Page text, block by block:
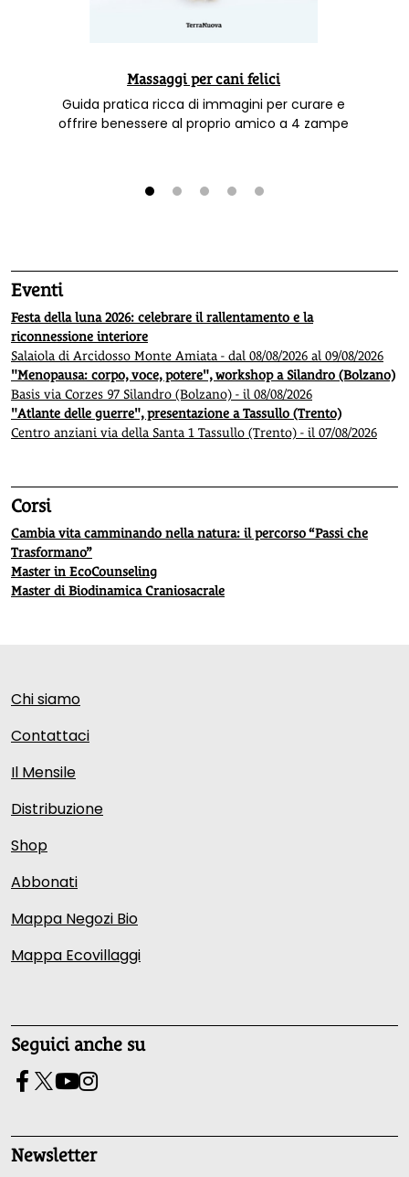
Massaggi per cani felici
Guida pratica ricca di immagini per curare e
offrire benessere al proprio amico a 4 zampe
Eventi
Festa della luna 2026: celebrare il rallentamento e la
riconnessione interiore
Salaiola di Arcidosso Monte Amiata - dal 08/08/2026 al 09/08/2026
"Menopausa: corpo, voce, potere", workshop a Silandro (Bolzano)
Basis via Corzes 97 Silandro (Bolzano) - il 08/08/2026
"Atlante delle guerre", presentazione a Tassullo (Trento)
Centro anziani via della Santa 1 Tassullo (Trento) - il 07/08/2026
Corsi
Cambia vita camminando nella natura: il percorso “Passi che
Trasformano”
Master in EcoCounseling
Master di Biodinamica Craniosacrale
Chi siamo
Contattaci
Il Mensile
Distribuzione
Shop
Abbonati
Mappa Negozi Bio
Mappa Ecovillaggi
Seguici anche su
Newsletter